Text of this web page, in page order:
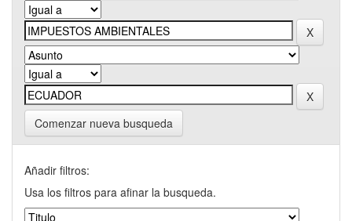
Comenzar nueva busqueda
Añadir filtros:
Usa los filtros para afinar la busqueda.